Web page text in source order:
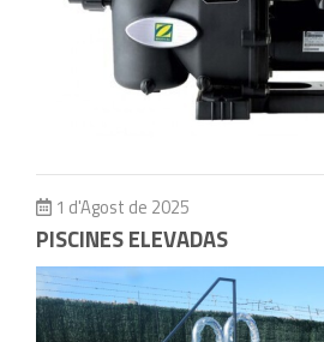
1 d'Agost de 2025
PISCINES ELEVADAS